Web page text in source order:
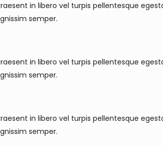
in libero vel turpis pellentesque
semper.
in libero vel turpis pellentesque
semper.
in libero vel turpis pellentesque
semper.